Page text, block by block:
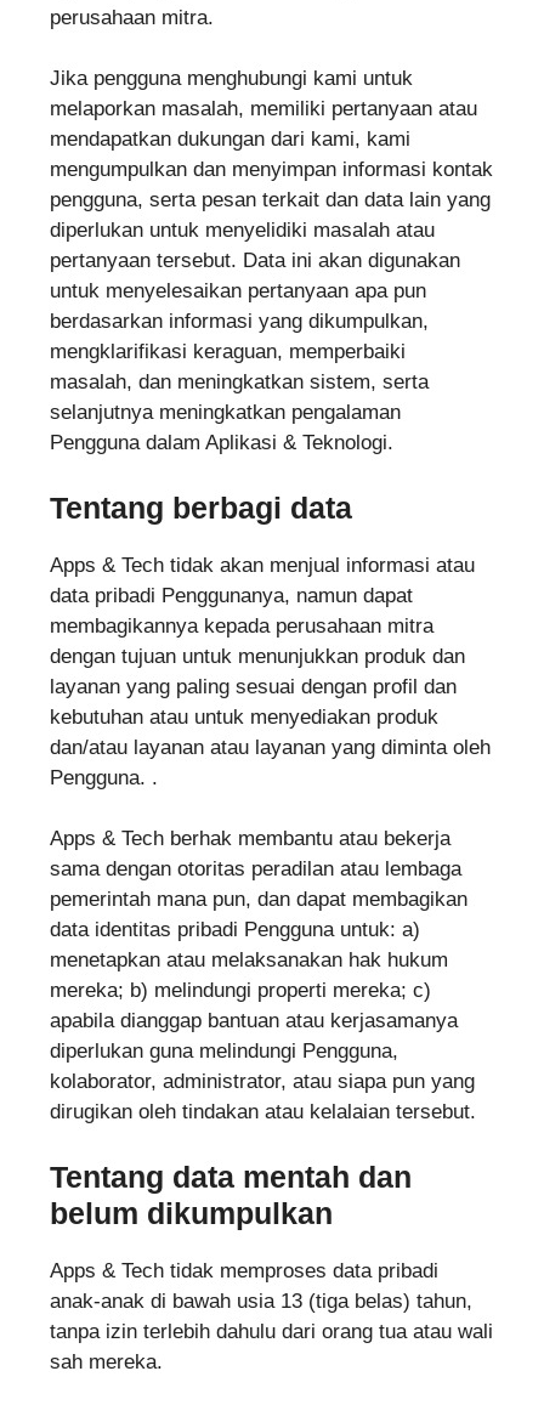
perusahaan mitra.
Jika pengguna menghubungi kami untuk
melaporkan masalah, memiliki pertanyaan atau
mendapatkan dukungan dari kami, kami
mengumpulkan dan menyimpan informasi kontak
pengguna, serta pesan terkait dan data lain yang
diperlukan untuk menyelidiki masalah atau
pertanyaan tersebut. Data ini akan digunakan
untuk menyelesaikan pertanyaan apa pun
berdasarkan informasi yang dikumpulkan,
mengklarifikasi keraguan, memperbaiki
masalah, dan meningkatkan sistem, serta
selanjutnya meningkatkan pengalaman
Pengguna dalam Aplikasi & Teknologi.
Tentang berbagi data
Apps & Tech tidak akan menjual informasi atau
data pribadi Penggunanya, namun dapat
membagikannya kepada perusahaan mitra
dengan tujuan untuk menunjukkan produk dan
layanan yang paling sesuai dengan profil dan
kebutuhan atau untuk menyediakan produk
dan/atau layanan atau layanan yang diminta oleh
Pengguna. .
Apps & Tech berhak membantu atau bekerja
sama dengan otoritas peradilan atau lembaga
pemerintah mana pun, dan dapat membagikan
data identitas pribadi Pengguna untuk: a)
menetapkan atau melaksanakan hak hukum
mereka; b) melindungi properti mereka; c)
apabila dianggap bantuan atau kerjasamanya
diperlukan guna melindungi Pengguna,
kolaborator, administrator, atau siapa pun yang
dirugikan oleh tindakan atau kelalaian tersebut.
Tentang data mentah dan
belum dikumpulkan
Apps & Tech tidak memproses data pribadi
anak-anak di bawah usia 13 (tiga belas) tahun,
tanpa izin terlebih dahulu dari orang tua atau wali
sah mereka.